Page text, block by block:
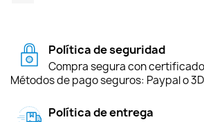
Política de seguridad
Compra segura con
Métodos de pago seguros: Paypal o
Política de entrega